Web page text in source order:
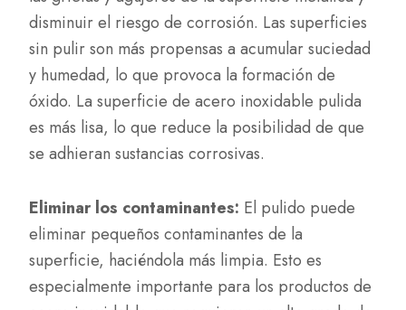
disminuir el riesgo de corrosión. Las superficies
sin pulir son más propensas a acumular suciedad
y humedad, lo que provoca la formación de
óxido. La superficie de acero inoxidable pulida
es más lisa, lo que reduce la posibilidad de que
se adhieran sustancias corrosivas.
Eliminar los contaminantes: El pulido puede
eliminar pequeños contaminantes de la
superficie, haciéndola más limpia. Esto es
especialmente importante para los productos de